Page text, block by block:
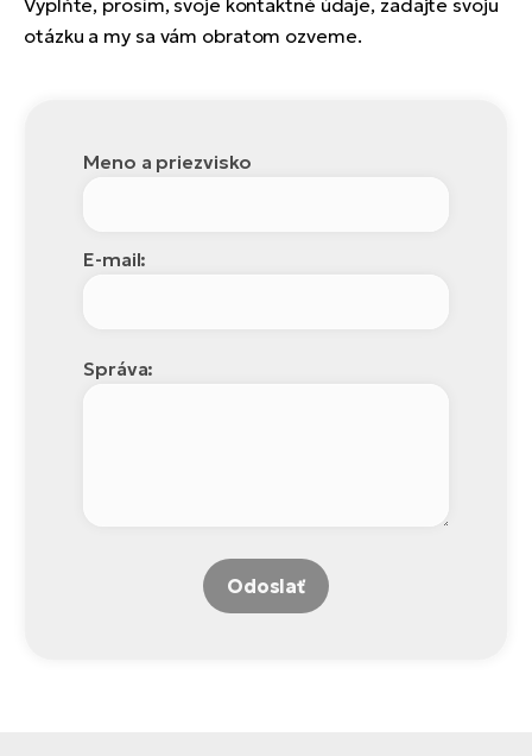
Vyplňte, prosím, svoje kontaktné údaje, zadajte svoju
otázku a my sa vám obratom ozveme.
Meno a priezvisko
E-mail:
Správa:
Odoslať